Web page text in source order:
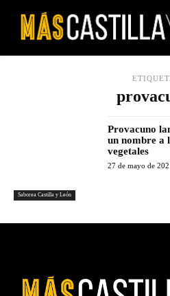
Saborea Castilla y León
Provacuno
un nombre a
vegetales
27 de mayo de